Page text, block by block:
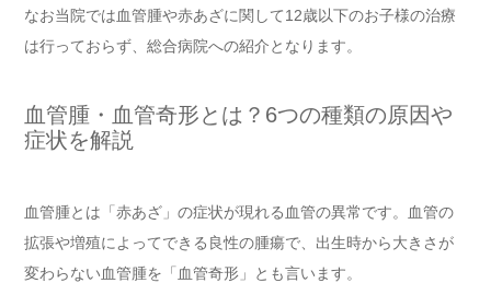
なお当院では血管腫や赤あざに関して12歳以下のお子様の治療
は行っておらず、総合病院への紹介となります。
血管腫・血管奇形とは？6つの種類の原因や
症状を解説
血管腫とは「赤あざ」の症状が現れる血管の異常です。血管の
拡張や増殖によってできる良性の腫瘍で、出生時から大きさが
変わらない血管腫を「血管奇形」とも言います。